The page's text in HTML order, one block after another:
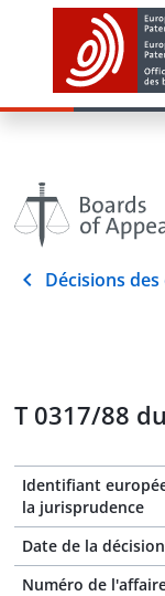
Décisions
T 0317/88
Identifiant
la jurisprudence
Date de la décision
Numéro de